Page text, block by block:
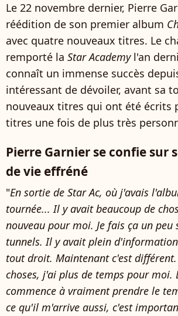
Le 22 novembre dernier, Pierre
réédition de son premier album
avec quatre nouveaux titres. Le
remporté la Star Academyl'an
connaît un immense succès
intéressant de dévoiler, avant sa
nouveaux titres qui ont été écrits
titres une fois de plus très
Pierre Garnier se confie sur
de vie effréné
"En sortie de Star Ac, où j'avais
tournée... Il y avait beaucoup de
nouveau pour moi. Je fais ça un peu
tunnels. Il y avait plein
tout droit. Maintenant c'est
choses, j'ai plus de temps pour moi.
commence à vraiment prendre le
ce qu'il m'arrive aussi, c'est